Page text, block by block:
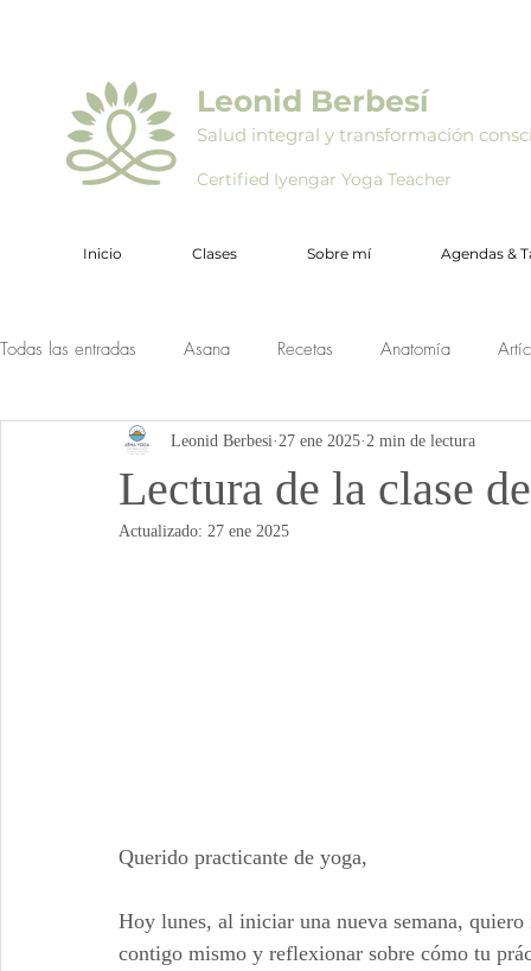
Leonid Berbesí
Certified Iyengar Yoga Teacher
Salud integral y transformación
Inicio Clases Sobre mí Agendas &
Todas las entradas Asana Recetas Anatomía
Lectura de la clase
Leonid Berbesi 27 ene 2025 2 min de lectura
Actualizado: 27 ene 2025
Querido practicante de yoga,
Hoy lunes, al iniciar una nueva semana,
contigo mismo y reflexionar sobre cómo tu